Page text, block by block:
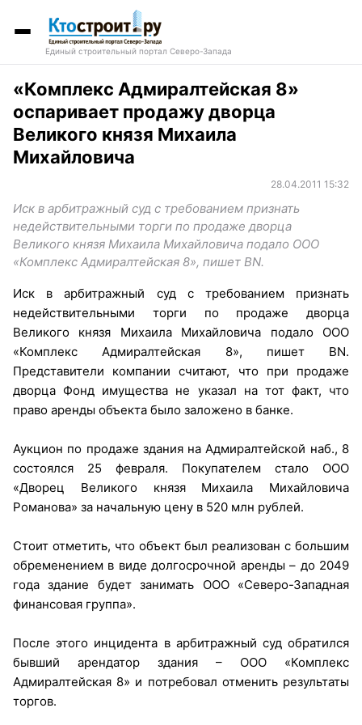
Единый строительный портал Северо-Запада
«Комплекс Адмиралтейская 8»
оспаривает продажу дворца
Великого князя Михаила
Михайловича
28.04.2011 15:32
Иск в арбитражный суд с требованием признать
недействительными торги по продаже дворца
Великого князя Михаила Михайловича подало ООО
«Комплекс Адмиралтейская 8», пишет BN.
Иск в арбитражный суд с требованием признать
недействительными торги по продаже дворца
Великого князя Михаила Михайловича подало ООО
«Комплекс Адмиралтейская 8», пишет BN.
Представители компании считают, что при продаже
дворца Фонд имущества не указал на тот факт, что
право аренды объекта было заложено в банке.
Аукцион по продаже здания на Адмиралтейской наб., 8
состоялся 25 февраля. Покупателем стало ООО
«Дворец Великого князя Михаила Михайловича
Романова» за начальную цену в 520 млн рублей.
Стоит отметить, что объект был реализован с большим
обременением в виде долгосрочной аренды – до 2049
года здание будет занимать ООО «Северо-Западная
финансовая группа».
После этого инцидента в арбитражный суд обратился
бывший арендатор здания – ООО «Комплекс
Адмиралтейская 8» и потребовал отменить результаты
торгов.